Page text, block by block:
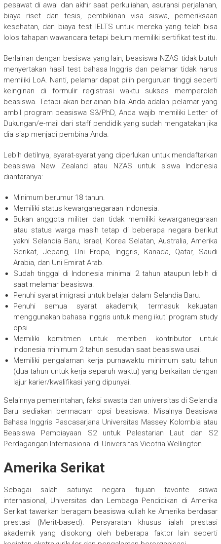
pesawat di awal dan akhir saat perkuliahan, asuransi perjalanan,
biaya riset dan tesis, pembikinan visa siswa, pemeriksaan
kesehatan, dan biaya test IELTS untuk mereka yang telah bisa
lolos tahapan wawancara tetapi belum memiliki sertifikat test itu.
Berlainan dengan besiswa yang lain, beasiswa NZAS tidak butuh
menyertakan hasil test bahasa Inggris dan pelamar tidak harus
memiliki LoA. Nanti, pelamar dapat pilih perguruan tinggi seperti
keinginan di formulir registrasi waktu sukses memperoleh
beasiswa. Tetapi akan berlainan bila Anda adalah pelamar yang
ambil program beasiswa S3/PhD, Anda wajib memiliki Letter of
Dukungan/e-mail dari staff pendidik yang sudah mengatakan jika
dia siap menjadi pembina Anda.
Lebih detilnya, syarat-syarat yang diperlukan untuk mendaftarkan
beasiswa New Zealand atau NZAS untuk siswa Indonesia
diantaranya:
Minimum berumur 18 tahun.
Memiliki status kewarganegaraan Indonesia.
Bukan anggota militer dan tidak memiliki kewarganegaraan
atau status warga masih tetap di beberapa negara berikut
yakni Selandia Baru, Israel, Korea Selatan, Australia, Amerika
Serikat, Jepang, Uni Eropa, Inggris, Kanada, Qatar, Saudi
Arabia, dan Uni Emirat Arab.
Sudah tinggal di Indonesia minimal 2 tahun ataupun lebih di
saat melamar beasiswa.
Penuhi syarat imigrasi untuk belajar dalam Selandia Baru.
Penuhi semua syarat akademik, termasuk kekuatan
menggunakan bahasa Inggris untuk meng ikuti program study
opsi.
Memiliki komitmen untuk memberi kontributor untuk
Indonesia minimum 2 tahun sesudah saat beasiswa usai.
Memiliki pengalaman kerja purnawaktu minimum satu tahun
(dua tahun untuk kerja separuh waktu) yang berkaitan dengan
lajur karier/kwalifikasi yang dipunyai.
Selainnya pemerintahan, faksi swasta dan universitas di Selandia
Baru sediakan bermacam opsi beasiswa. Misalnya Beasiswa
Bahasa Inggris Pascasarjana Universitas Massey Kolombia atau
Beasiswa Pembiayaan S2 untuk Pelestarian Laut dan S2
Perdagangan Internasional di Universitas Vicotria Wellington.
Amerika Serikat
Sebagai salah satunya negara tujuan favorite siswa
internasional, Universitas dan Lembaga Pendidikan di Amerika
Serikat tawarkan beragam beasiswa kuliah ke Amerika berdasar
prestasi (Merit-based). Persyaratan khusus ialah prestasi
akademik yang disokong oleh beberapa faktor lain seperti